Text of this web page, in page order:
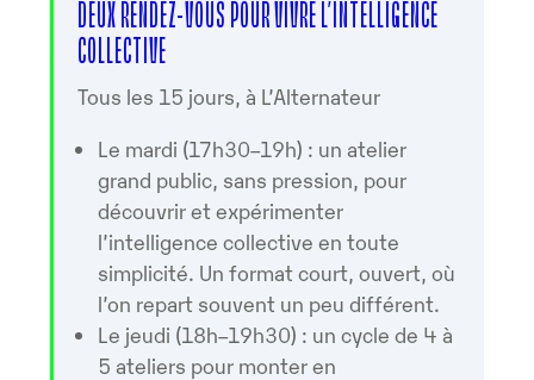
DEUX RENDEZ-VOUS POUR VIVRE L’INTELLIGENCE
COLLECTIVE
Tous les 15 jours, à L’Alternateur
Le mardi (17h30–19h) : un atelier
grand public, sans pression, pour
découvrir et expérimenter
l’intelligence collective en toute
simplicité. Un format court, ouvert, où
l’on repart souvent un peu différent.
Le jeudi (18h–19h30) : un cycle de 4 à
5 ateliers pour monter en